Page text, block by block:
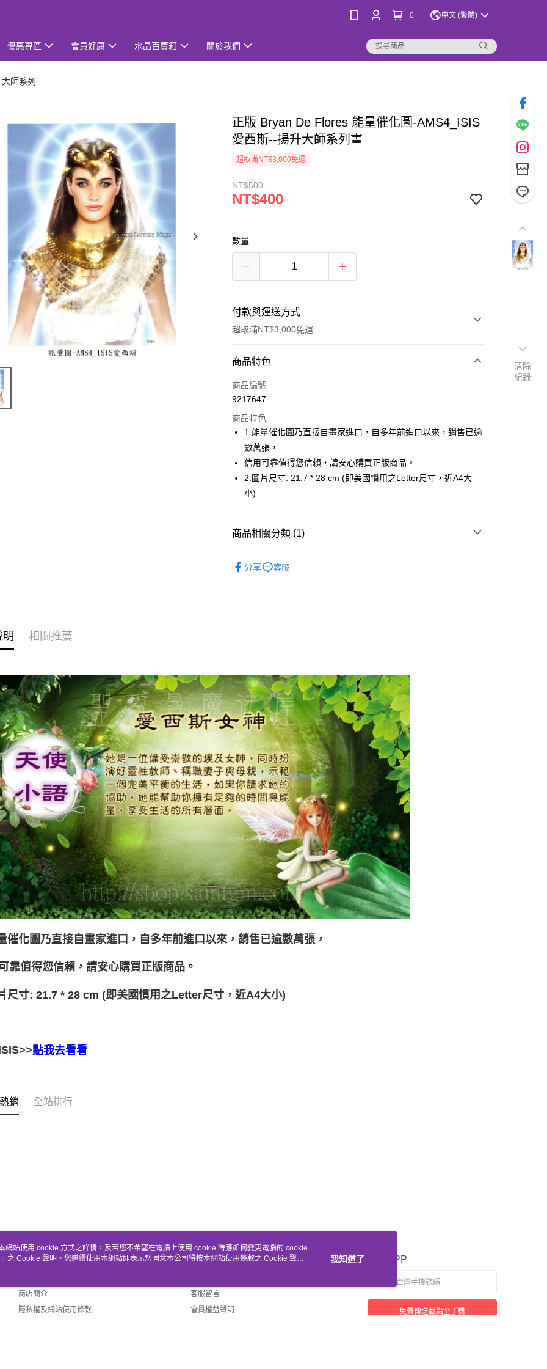
0 中文 (繁體)
優惠專區 會員好康 水晶百寶箱 關於我們
師系列
正版 Bryan De Flores 能量催化圖-AMS4_ISIS
愛西斯--揚升大師系列畫
超取滿NT$3,000免運
NT$500
NT$400
數量
付款與運送方式
超取滿NT$3,000免運
付款方式
信用卡一次付款
LINE Pay
Apple Pay
街口支付
悠遊付
每筆NT$80，滿NT$3,000(含以上)免運費
郵局幫你送（離島）
每筆NT$80，滿NT$3,000(含以上)免運費
付款後門市自取
免運費
商品特色
商品編號
9217647
商品特色
1.能量催化圖乃直接自畫家進口，自多年前進口以來，銷售已逾
數萬張，
信用可靠值得您信賴，請安心購買正版商品。
2.圖片尺寸: 21.7 * 28 cm (即美國慣用之Letter尺寸，近A4大
小)
商品相關分類 (1)
分享
客服
明 相關推薦
催化圖乃直接自畫家進口，自多年前進口以來，銷售已逾數萬張，
靠值得您信賴，請安心購買正版商品。
尺寸: 21.7 * 28 cm (即美國慣用之Letter尺寸，近A4大小)
點我去看看
銷 全站排行
關於我們
商店簡介
隱私權及網站使用條款
客服資訊
客服留言
會員權益聲明
官方APP
免費傳送載點至手機
清除
紀錄
網站使用 cookie 方式之詳情，及若您不希望在電腦上使用 cookie 時應如何變更電腦的 cookie
」之 Cookie 聲明。您繼續使用本網站即表示您同意本公司得按本網站使用條款之 Cookie 聲明
我知道了